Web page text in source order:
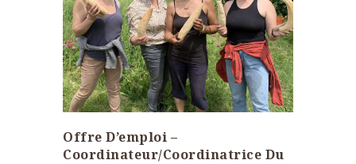
Offre D’emploi –
Coordinateur/Coordinatrice Du